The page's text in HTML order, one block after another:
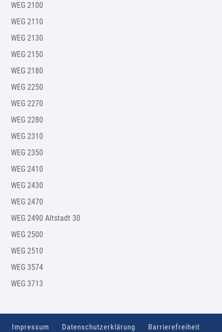
WEG 2100
WEG 2110
WEG 2130
WEG 2150
WEG 2180
WEG 2250
WEG 2270
WEG 2280
WEG 2310
WEG 2350
WEG 2410
WEG 2430
WEG 2470
WEG 2490 Altstadt 30
WEG 2500
WEG 2510
WEG 3574
WEG 3713
Impressum Datenschutzerklärung Barrierefreiheit